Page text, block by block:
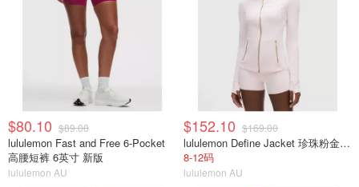
$80.10 $89.00
lululemon Fast and Free 6-Pocket
高腰短裤 6英寸 新版
lululemon AU
$152.10 $169.00
lululemon Define Jacket 珍珠粉金拉链
8-12码
lululemon AU